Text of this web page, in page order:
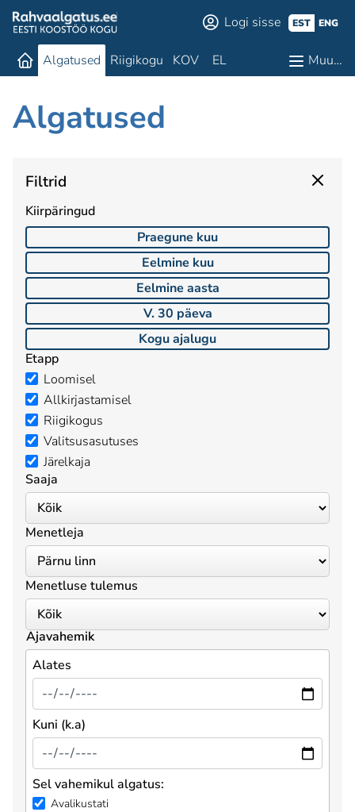
Logi sisse EST ENG
Algatused Riigikogu KOV EL Muu…
Algatused
Filtrid
Kiirpäringud
Praegune kuu
Eelmine kuu
Eelmine aasta
V. 30 päeva
Kogu ajalugu
Etapp
Loomisel
Allkirjastamisel
Riigikogus
Valitsusasutuses
Järelkaja
Saaja
Menetleja
Menetluse tulemus
Ajavahemik
Alates
Kuni (k.a)
Sel vahemikul algatus:
Avalikustati